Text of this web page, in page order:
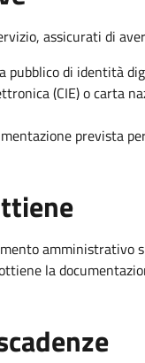
assicurati di
pubblico di identità
(CIE) o carta
prevista
amministrativo
la